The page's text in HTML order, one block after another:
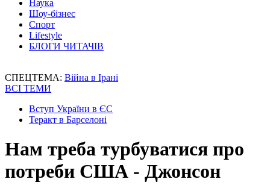
Наука
Шоу-бізнес
Спорт
Lifestyle
БЛОГИ ЧИТАЧІВ
СПЕЦТЕМА: Війна в Ірані
ВСІ ТЕМИ
Вступ України в ЄС
Теракт в Барселоні
Нам треба турбуватися про
потреби США - Джонсон